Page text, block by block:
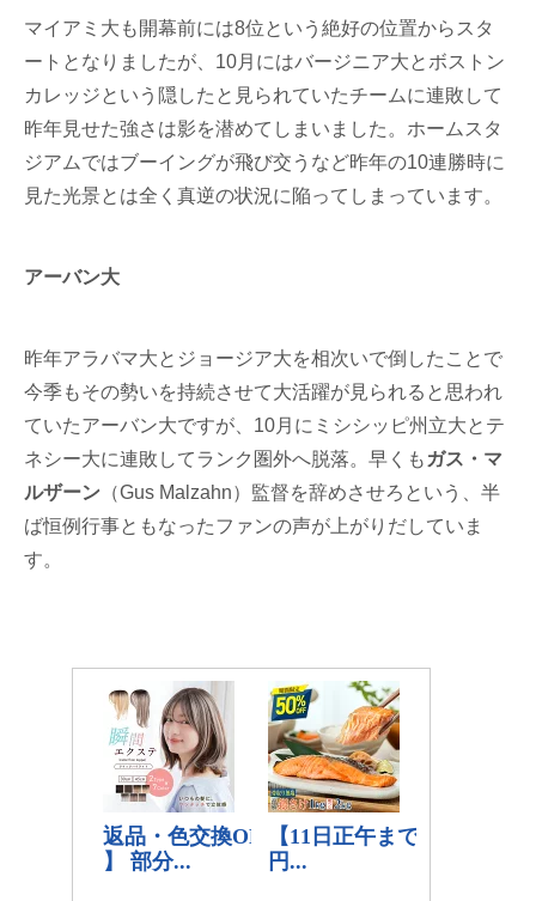
マイアミ大も開幕前には8位という絶好の位置からスタ
ートとなりましたが、10月にはバージニア大とボストン
カレッジという隠したと見られていたチームに連敗して
昨年見せた強さは影を潜めてしまいました。ホームスタ
ジアムではブーイングが飛び交うなど昨年の10連勝時に
見た光景とは全く真逆の状況に陥ってしまっています。
アーバン大
昨年アラバマ大とジョージア大を相次いで倒したことで
今季もその勢いを持続させて大活躍が見られると思われ
ていたアーバン大ですが、10月にミシシッピ州立大とテ
ネシー大に連敗してランク圏外へ脱落。早くも ガス・マ
ルザーン （Gus Malzahn）監督を辞めさせろという、半
ば恒例行事ともなったファンの声が上がりだしていま
す。